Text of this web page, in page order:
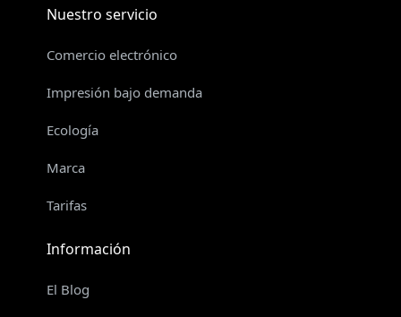
Nuestro servicio
Comercio electrónico
Impresión bajo demanda
Ecología
Marca
Tarifas
Información
El Blog